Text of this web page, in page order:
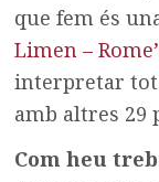
que fem és
Limen –
interpretar tot
amb altres 29
Com heu